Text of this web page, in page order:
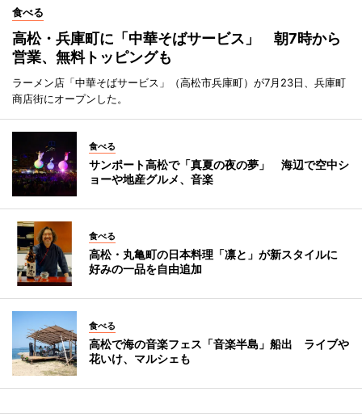
食べる
高松・兵庫町に「中華そばサービス」 朝7時から
営業、無料トッピングも
ラーメン店「中華そばサービス」（高松市兵庫町）が7月23日、兵庫町
商店街にオープンした。
食べる
サンポート高松で「真夏の夜の夢」 海辺で空中シ
ョーや地産グルメ、音楽
食べる
高松・丸亀町の日本料理「凛と」が新スタイルに
好みの一品を自由追加
食べる
高松で海の音楽フェス「音楽半島」船出 ライブや
花いけ、マルシェも